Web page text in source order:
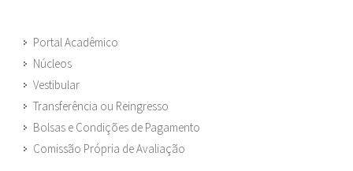
Portal Acadêmico
Núcleos
Vestibular
Transferência ou Reingresso
Bolsas e Condições de Pagamento
Comissão Própria de Avaliação